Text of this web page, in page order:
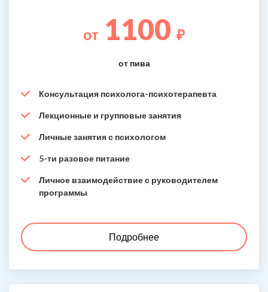
от 1100 ₽
от пива
Консультация психолога-психотерапевта
Лекционные и групповые занятия
Личные занятия с психологом
5-ти разовое питание
Личное взаимодействие с руководителем
программы
Подробнее